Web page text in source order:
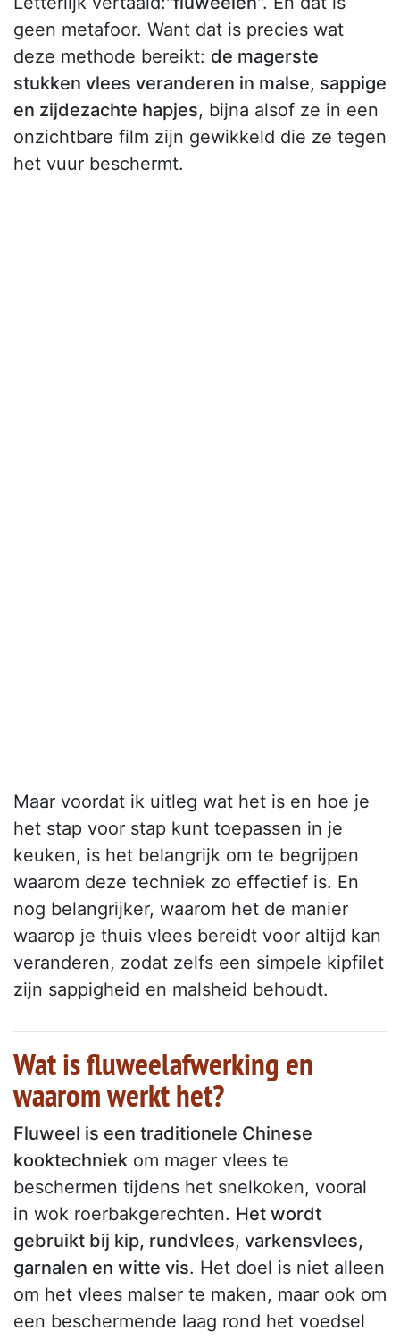
geen metafoor. Want dat is precies wat
deze methode bereikt: de magerste
stukken vlees veranderen in malse, sappige
en zijdezachte hapjes, bijna alsof ze in een
onzichtbare film zijn gewikkeld die ze tegen
het vuur beschermt.
Maar voordat ik uitleg wat het is en hoe je
het stap voor stap kunt toepassen in je
keuken, is het belangrijk om te begrijpen
waarom deze techniek zo effectief is. En
nog belangrijker, waarom het de manier
waarop je thuis vlees bereidt voor altijd kan
veranderen, zodat zelfs een simpele kipfilet
zijn sappigheid en malsheid behoudt.
Wat is fluweelafwerking en
waarom werkt het?
Fluweel is een traditionele Chinese
kooktechniek om mager vlees te
beschermen tijdens het snelkoken, vooral
in wok roerbakgerechten. Het wordt
gebruikt bij kip, rundvlees, varkensvlees,
garnalen en witte vis. Het doel is niet alleen
om het vlees malser te maken, maar ook om
een beschermende laag rond het voedsel